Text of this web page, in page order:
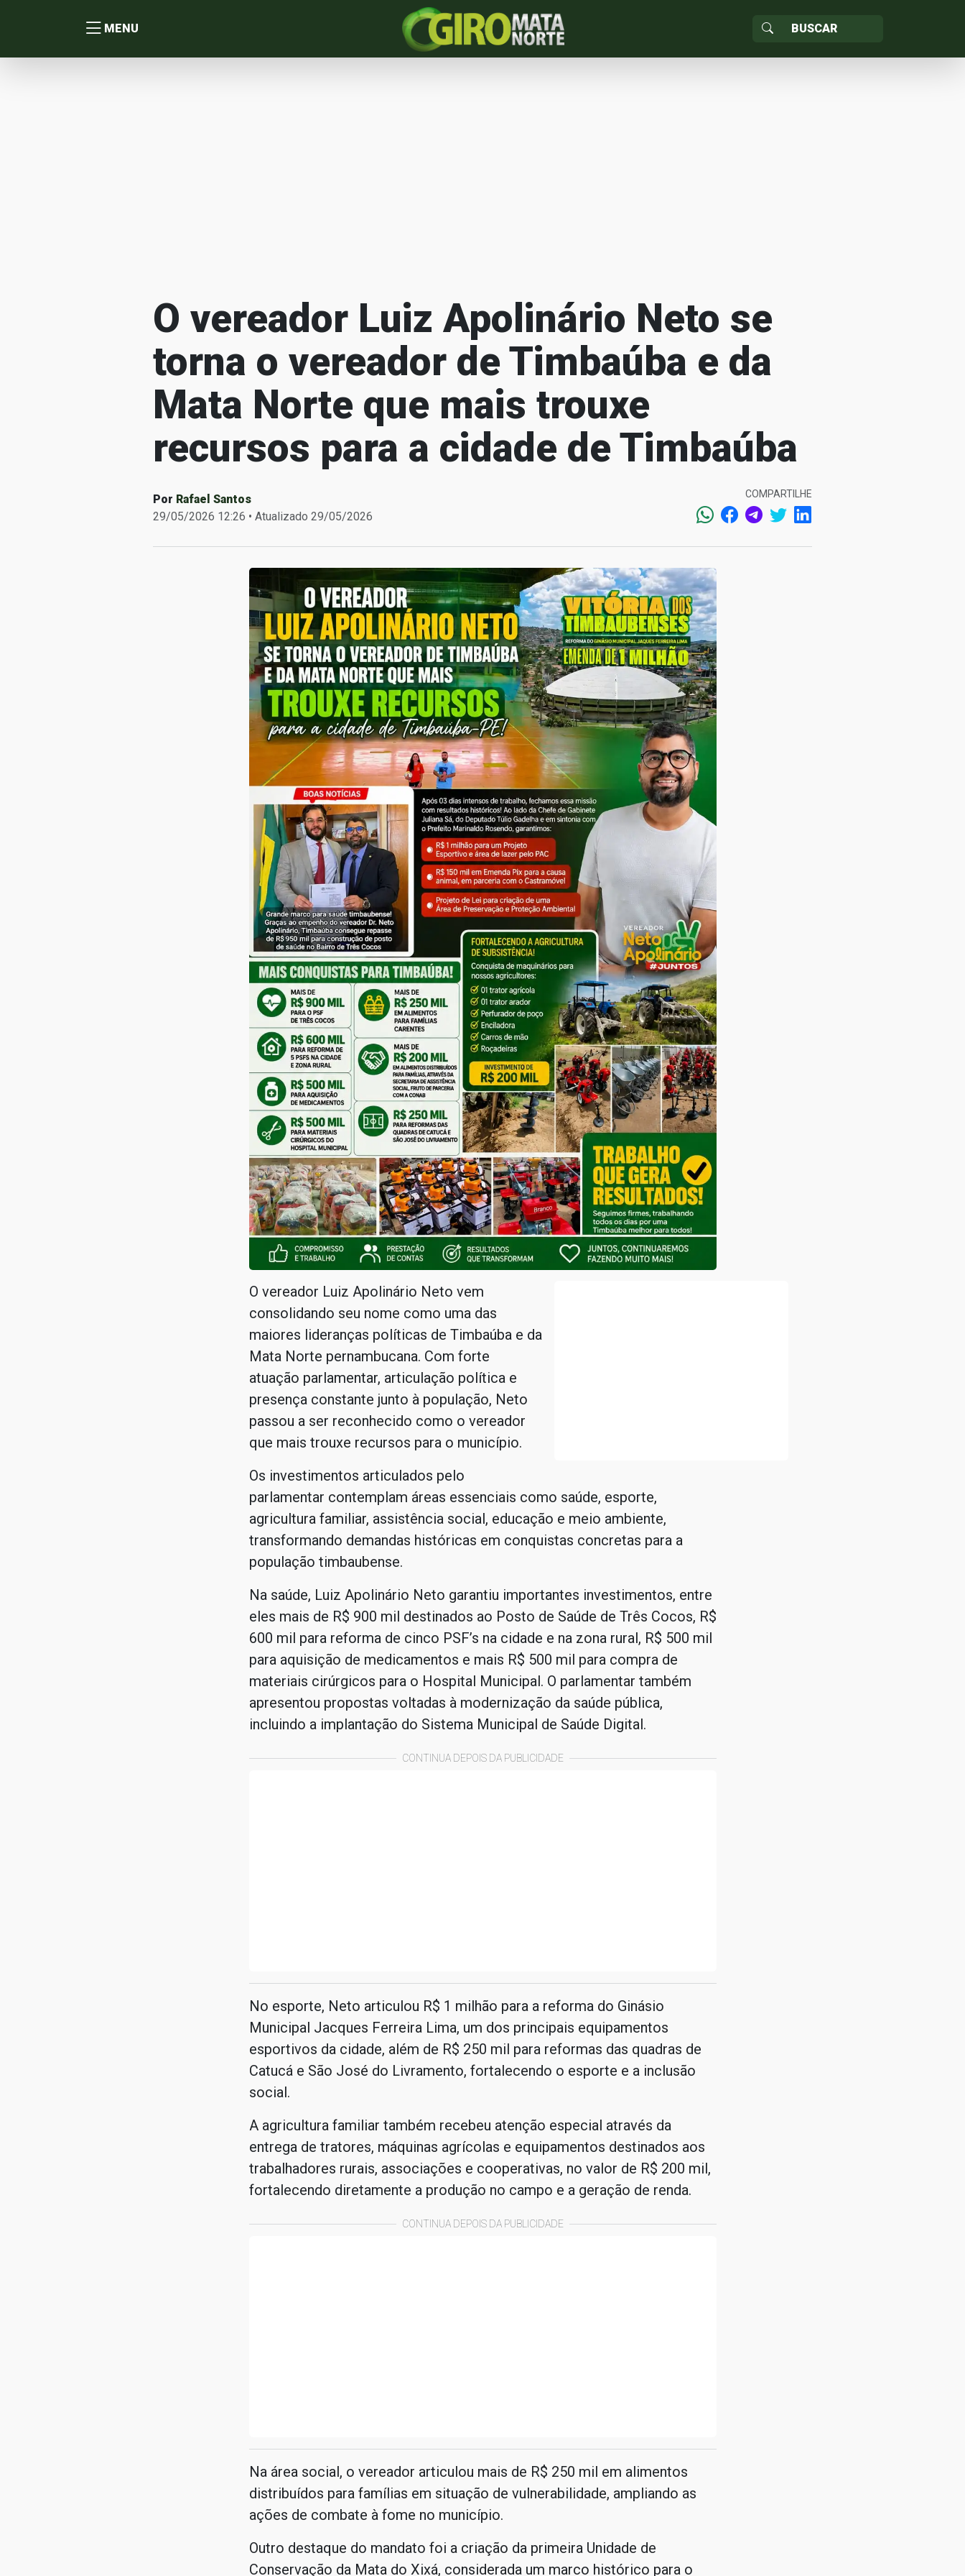
MENU
O vereador Luiz Apolinário Neto se
torna o vereador de Timbaúba e da
Mata Norte que mais trouxe
recursos para a cidade de Timbaúba
Por Rafael Santos
29/05/2026 12:26 • Atualizado 29/05/2026
COMPARTILHE
O vereador Luiz Apolinário Neto vem
consolidando seu nome como uma das
maiores lideranças políticas de Timbaúba e da
Mata Norte pernambucana. Com forte
atuação parlamentar, articulação política e
presença constante junto à população, Neto
passou a ser reconhecido como o vereador
que mais trouxe recursos para o município.
Os investimentos articulados pelo
parlamentar contemplam áreas essenciais como saúde, esporte,
agricultura familiar, assistência social, educação e meio ambiente,
transformando demandas históricas em conquistas concretas para a
população timbaubense.
Na saúde, Luiz Apolinário Neto garantiu importantes investimentos, entre
eles mais de R$ 900 mil destinados ao Posto de Saúde de Três Cocos, R$
600 mil para reforma de cinco PSF’s na cidade e na zona rural, R$ 500 mil
para aquisição de medicamentos e mais R$ 500 mil para compra de
materiais cirúrgicos para o Hospital Municipal. O parlamentar também
apresentou propostas voltadas à modernização da saúde pública,
incluindo a implantação do Sistema Municipal de Saúde Digital.
CONTINUA DEPOIS DA PUBLICIDADE
No esporte, Neto articulou R$ 1 milhão para a reforma do Ginásio
Municipal Jacques Ferreira Lima, um dos principais equipamentos
esportivos da cidade, além de R$ 250 mil para reformas das quadras de
Catucá e São José do Livramento, fortalecendo o esporte e a inclusão
social.
A agricultura familiar também recebeu atenção especial através da
entrega de tratores, máquinas agrícolas e equipamentos destinados aos
trabalhadores rurais, associações e cooperativas, no valor de R$ 200 mil,
fortalecendo diretamente a produção no campo e a geração de renda.
CONTINUA DEPOIS DA PUBLICIDADE
Na área social, o vereador articulou mais de R$ 250 mil em alimentos
distribuídos para famílias em situação de vulnerabilidade, ampliando as
ações de combate à fome no município.
Outro destaque do mandato foi a criação da primeira Unidade de
Conservação da Mata do Xixá, considerada um marco histórico para o